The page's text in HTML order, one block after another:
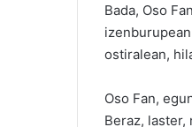
Bada, Oso
ostiralean,
Oso Fan,
Beraz,